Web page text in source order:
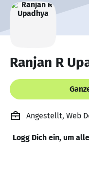
Ranjan R
Angestellt, Web
Logg Dich ein, um